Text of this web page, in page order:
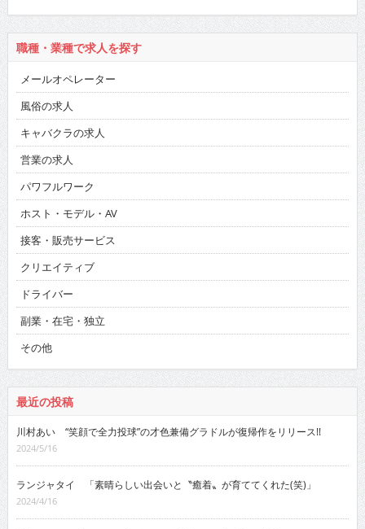
職種・業種で求人を探す
メールオペレーター
風俗の求人
キャバクラの求人
営業の求人
パワフルワーク
ホスト・モデル・AV
接客・販売サービス
クリエイティブ
ドライバー
副業・在宅・独立
その他
最近の投稿
川村あい “笑顔で全力投球”の才色兼備グラドルが復帰作をリリース!!
2024/5/16
ランジャタイ 「素晴らしい出会いと〝癒着〟が育ててくれた(笑)」
2024/4/16